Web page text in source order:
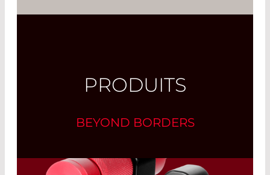
PRODUITS
BEYOND BORDERS